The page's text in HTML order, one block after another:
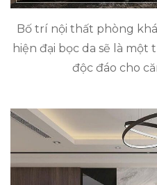
Bố trí nội thất phòng
hiện đại bọc da sẽ là
độc đáo cho